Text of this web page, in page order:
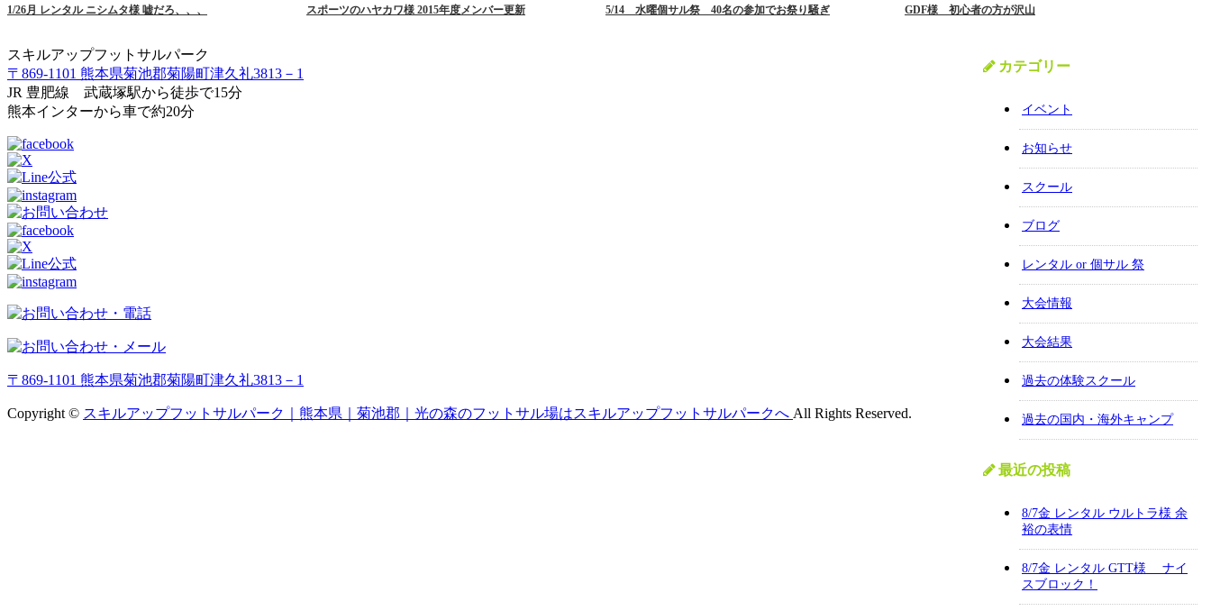
1/26月 レンタル ニシムタ様 嘘だろ、、、 スポーツのハヤカワ様 2015年度メンバー更新 5/14 水曜個サル祭 40名の参加でお祭り騒ぎ GDF様 初心者の方が沢山
カテゴリー
イベント
お知らせ
スクール
ブログ
レンタル or 個サル 祭
大会情報
大会結果
過去の体験スクール
過去の国内・海外キャンプ
最近の投稿
8/7金 レンタル ウルトラ様 余
裕の表情
8/7金 レンタル GTT様 ナイ
スブロック！
スキルアップフットサルパーク
〒869-1101 熊本県菊池郡菊陽町津久礼3813－1
JR 豊肥線 武蔵塚駅から徒歩で15分
熊本インターから車で約20分
〒869-1101 熊本県菊池郡菊陽町津久礼3813－1
Copyright © スキルアップフットサルパーク｜熊本県｜菊池郡｜光の森のフットサル場はスキルアップフットサルパークへ All Rights Reserved.